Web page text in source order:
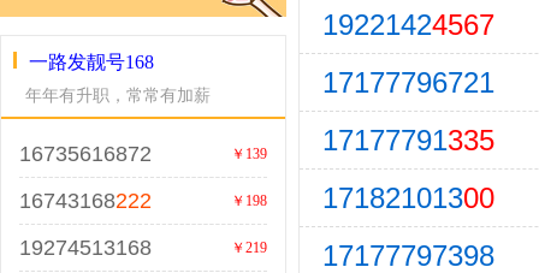
一路发靓号168
年年有升职，常常有加薪
16735616872 ￥139
16743168222 ￥198
19274513168 ￥219
19221424567
17177796721
17177791335
17182101300
17177797398